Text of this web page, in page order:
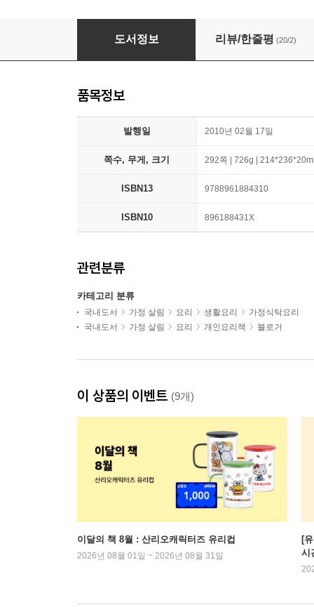
4천만이 검색한 오늘의 요리
도서정보 리뷰/한줄평 (20/2)
품목정보
발행일 2010년 02월 17일
쪽수, 무게, 크기 292쪽 | 726g |
ISBN13 9788961884310
ISBN10 896188431X
관련분류
카테고리 분류
국내도서 가정 살림 요리 생활요리
가정식탁요리
국내도서
가정 살림 요리 개인요리책 블로거
이 상품의 이벤트 (9개)
이달의 책 8월 : 산리오캐릭터즈 유리컵
2026년 08월 01일 ~ 2026년 08월 31일
[
시